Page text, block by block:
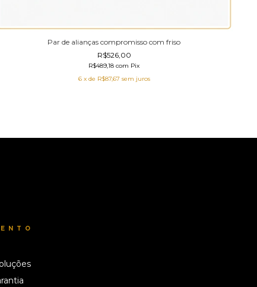
Par de alianças compromisso com friso
R$526,00
R$489,18com Pix
6 x de R$87,67 sem juros